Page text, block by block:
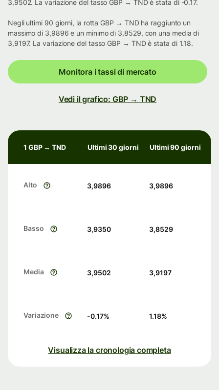
3,9502. La variazione del tasso GBP → TND è stata di -0.17.
Negli ultimi 90 giorni, la rotta GBP → TND ha raggiunto un
massimo di 3,9896 e un minimo di 3,8529, con una media di
3,9197. La variazione del tasso GBP → TND è stata di 1.18.
Monitora i tassi di mercato
Vedi il grafico: GBP → TND
1 GBP → TND Ultimi 30 giorni Ultimi 90 giorni
Alto 3,9896 3,9896
Basso 3,9350 3,8529
Media 3,9502 3,9197
Variazione -0.17% 1.18%
Visualizza la cronologia completa